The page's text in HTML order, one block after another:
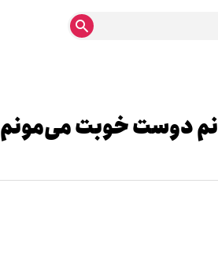
دوست خوبت می‌مونم